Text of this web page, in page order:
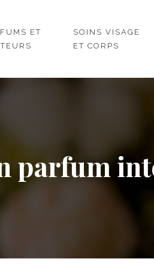
ET
SOINS VISAGE
ET CORPS
parfum